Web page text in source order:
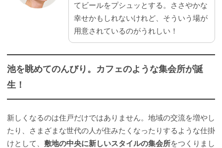
てビールをプシュッとする。ささやかな
幸せかもしれないけれど、そういう場が
用意されているのがうれしい！
池を眺めてのんびり。カフェのような集会所が誕
生！
新しくなるのは住戸だけではありません。地域の交流を増やし
たり、さまざまな世代の人が住みたくなったりするような仕掛
けとして、 敷地の中央に新しいスタイルの集会所をつくりまし